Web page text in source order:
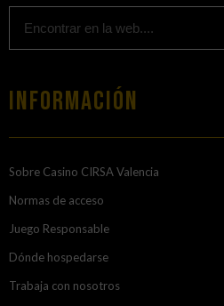
Información
Sobre Casino CIRSA Valencia
Normas de acceso
Juego Responsable
Dónde hospedarse
Trabaja con nosotros